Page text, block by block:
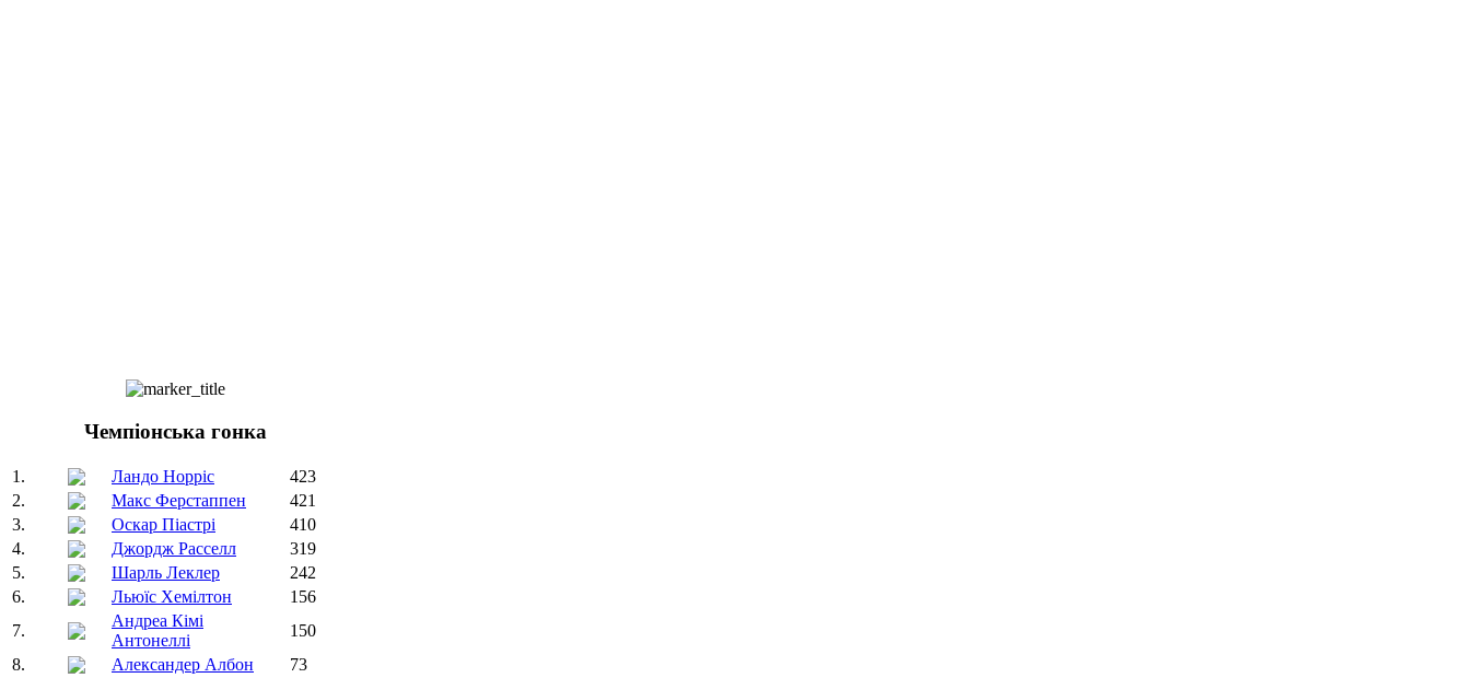
Чемпіонська гонка
1. Ландо Норріс
423
2.
Макс Ферстаппен
421
3.
Оскар Піастрі
410
4.
Джордж Расселл
319
5.
Шарль Леклер
242
6.
Льюїс Хемілтон
156
7.
Андреа Кімі
Антонеллі
150
8.
Александер Албон
73